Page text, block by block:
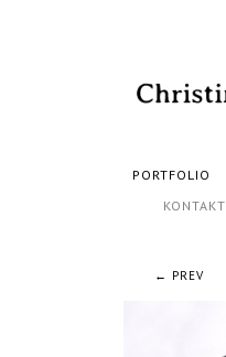
PORTFOLIO
KONTAKT
PREV